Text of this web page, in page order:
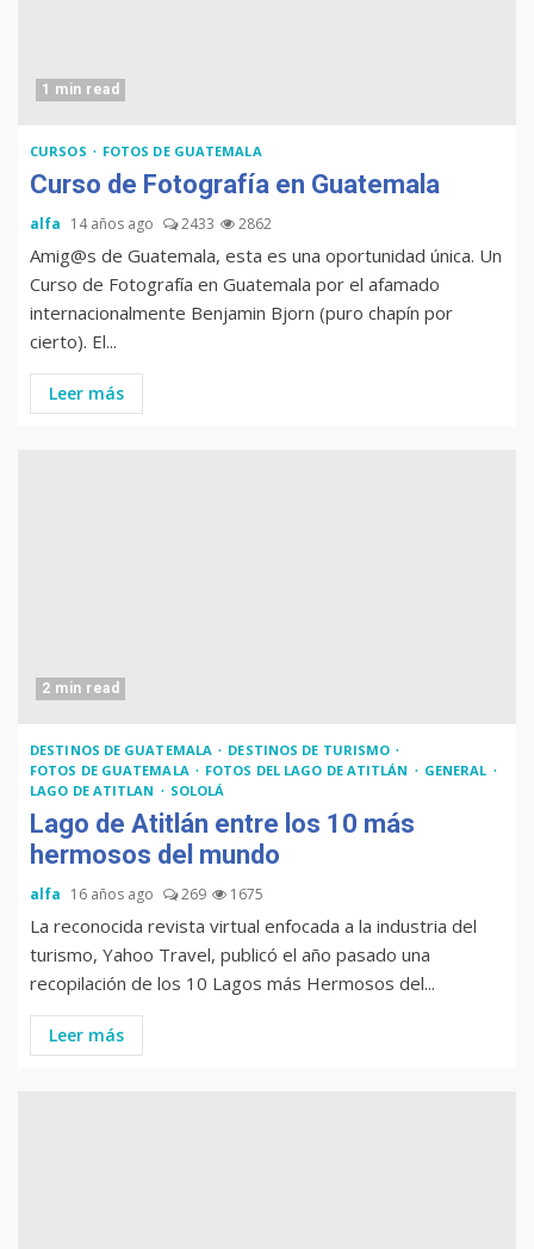
1 min read
CURSOS FOTOS DE GUATEMALA
Curso de Fotografía en Guatemala
alfa 14 años ago 2433 2862
Amig@s de Guatemala, esta es una oportunidad única. Un
Curso de Fotografía en Guatemala por el afamado
internacionalmente Benjamin Bjorn (puro chapín por
cierto). El...
Leer más
2 min read
DESTINOS DE GUATEMALA
DESTINOS DE TURISMO
FOTOS DE GUATEMALA
FOTOS DEL LAGO DE ATITLÁN
GENERAL
LAGO DE ATITLAN
SOLOLÁ
Lago de Atitlán entre los 10 más
hermosos del mundo
alfa 16 años ago 269 1675
La reconocida revista virtual enfocada a la industria del
turismo, Yahoo Travel, publicó el año pasado una
recopilación de los 10 Lagos más Hermosos del...
Leer más